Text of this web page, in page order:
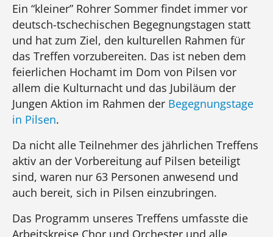
Ein “kleiner” Rohrer Sommer findet immer vor
deutsch-tschechischen Begegnungstagen statt
und hat zum Ziel, den kulturellen Rahmen für
das Treffen vorzubereiten. Das ist neben dem
feierlichen Hochamt im Dom von Pilsen vor
allem die Kulturnacht und das Jubiläum der
Jungen Aktion im Rahmen der Begegnungstage
in Pilsen.
Da nicht alle Teilnehmer des jährlichen Treffens
aktiv an der Vorbereitung auf Pilsen beteiligt
sind, waren nur 63 Personen anwesend und
auch bereit, sich in Pilsen einzubringen.
Das Programm unseres Treffens umfasste die
Arbeitskreise Chor und Orchester und alle